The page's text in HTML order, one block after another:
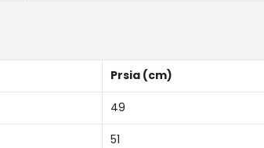
Prsia (cm)
49
51